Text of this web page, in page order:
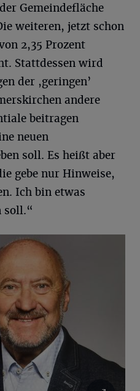
Gemeindefläche
weiteren, jetzt schon
2,35 Prozent
Stattdessen wird
der ,geringen’
andere
beitragen
neuen
soll. Es heißt aber
gebe nur Hinweise,
Ich bin etwas
soll.“